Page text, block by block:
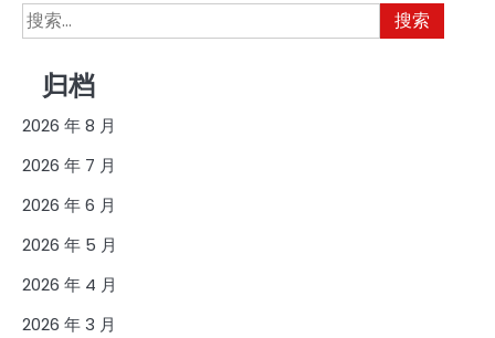
搜
索：
归档
2026 年 8 月
2026 年 7 月
2026 年 6 月
2026 年 5 月
2026 年 4 月
2026 年 3 月